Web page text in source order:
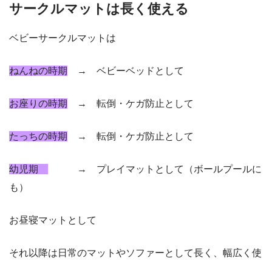
サークルマットは長く使える
ベビーサークルマットは
ねんねの時期 → ベビーベッドとして
お座りの時期 → 転倒・ケガ防止として
たっちの時期 → 転倒・ケガ防止として
幼児期
→ プレイマットとして（ボールプールに
も）
お昼寝マットとして
それ以降は日常のマットやソファーとして長く、幅広く使